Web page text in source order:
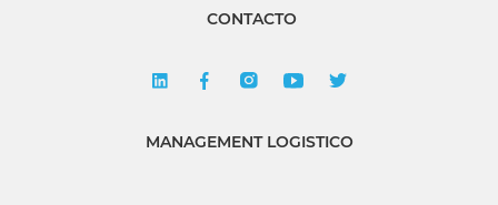
CONTACTO
MANAGEMENT LOGISTICO